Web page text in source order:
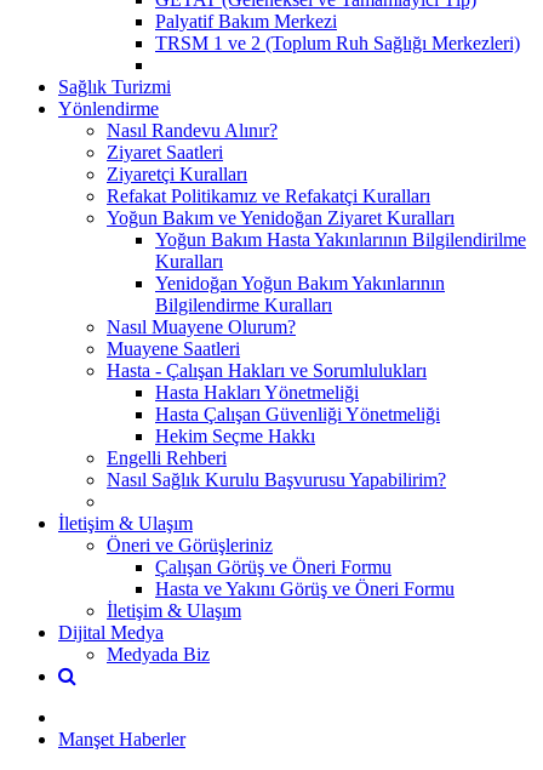
Palyatif Bakım Merkezi
TRSM 1 ve 2 (Toplum Ruh Sağlığı Merkezleri)
Sağlık Turizmi
Yönlendirme
Nasıl Randevu Alınır?
Ziyaret Saatleri
Ziyaretçi Kuralları
Refakat Politikamız ve Refakatçi Kuralları
Yoğun Bakım ve Yenidoğan Ziyaret Kuralları
Yoğun Bakım Hasta Yakınlarının Bilgilendirilme
Kuralları
Yenidoğan Yoğun Bakım Yakınlarının
Bilgilendirme Kuralları
Nasıl Muayene Olurum?
Muayene Saatleri
Hasta - Çalışan Hakları ve Sorumlulukları
Hasta Hakları Yönetmeliği
Hasta Çalışan Güvenliği Yönetmeliği
Hekim Seçme Hakkı
Engelli Rehberi
Nasıl Sağlık Kurulu Başvurusu Yapabilirim?
İletişim & Ulaşım
Öneri ve Görüşleriniz
Çalışan Görüş ve Öneri Formu
Hasta ve Yakını Görüş ve Öneri Formu
İletişim & Ulaşım
Dijital Medya
Medyada Biz
Manşet Haberler